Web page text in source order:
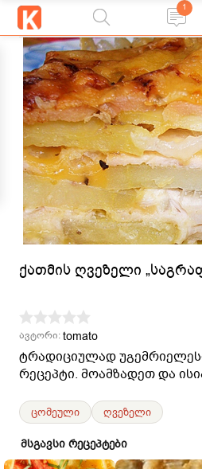
1
ქათმის ღვეზელი
ავტორი:tomato
ტრადიციულად
რეცეპტი. მოამზადეთ და
ცომეული ღვეზელი
მსგავსი რეცეპტები